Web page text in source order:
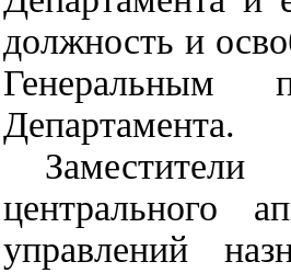
должность и
Генеральным
Департамента.
центрального
управлений